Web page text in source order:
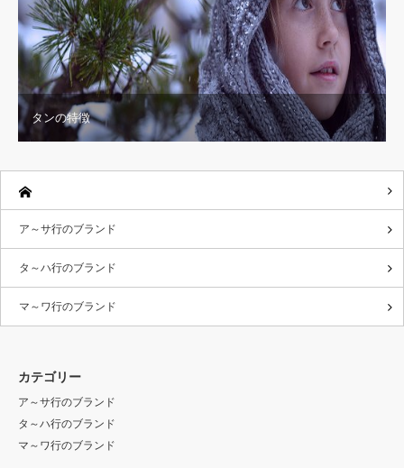
タンの特徴
ア～サ行のブランド
タ～ハ行のブランド
マ～ワ行のブランド
カテゴリー
ア～サ行のブランド
タ～ハ行のブランド
マ～ワ行のブランド